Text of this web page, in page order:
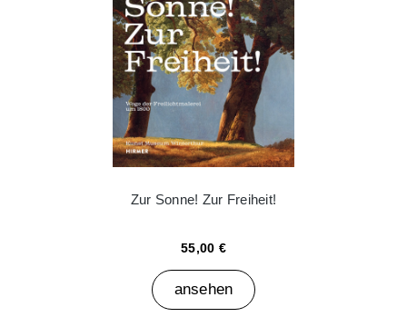
Zur Sonne! Zur Freiheit!
55,00 €
ansehen